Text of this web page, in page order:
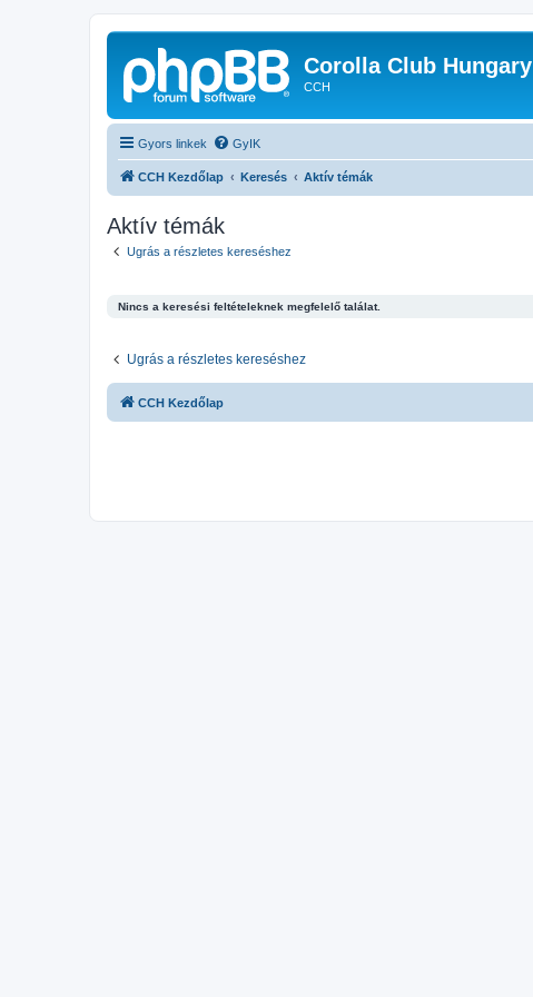
Corolla Club Hungary
CCH
Gyors linkek GyIK
CCH Kezdőlap Keresés Aktív témák
Aktív témák
Ugrás a részletes kereséshez
Nincs a keresési feltételeknek megfelelő találat.
Ugrás a részletes kereséshez
CCH Kezdőlap